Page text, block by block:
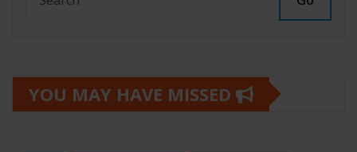
YOU MAY HAVE MISSED